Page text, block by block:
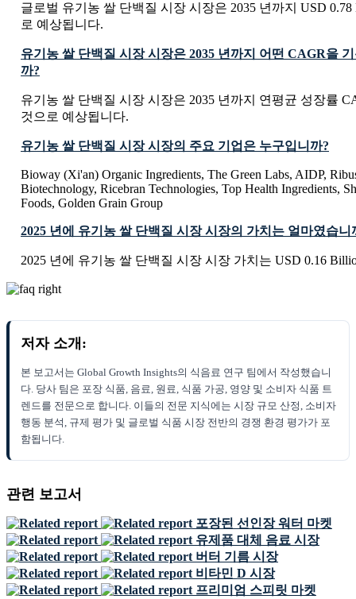
글로벌 유기농 쌀 단백질 시장 시장은 2035 년까지 USD
로 예상됩니다.
유기농 쌀 단백질 시장 시장은 2035 년까지 어떤 CAGR을
까?
유기농 쌀 단백질 시장 시장은 2035 년까지 연평균 성장률
것으로 예상됩니다.
유기농 쌀 단백질 시장 시장의 주요 기업은 누구입니까?
Bioway (Xi'an) Organic Ingredients, The Green Labs, AIDP,
Biotechnology, Ricebran Technologies, Top Health Ingredients,
Foods, Golden Grain Group
2025 년에 유기농 쌀 단백질 시장 시장의 가치는 얼마였습니
2025 년에 유기농 쌀 단백질 시장 시장 가치는 USD 0.16
저자 소개:
본 보고서는 Global Growth Insights의 식음료 연구 팀에서 작성했습니
다. 당사 팀은 포장 식품, 음료, 원료, 식품 가공, 영양 및 소비자 식품 트
렌드를 전문으로 합니다. 이들의 전문 지식에는 시장 규모 산정, 소비자
행동 분석, 규제 평가 및 글로벌 식품 시장 전반의 경쟁 환경 평가가 포
함됩니다.
관련 보고서
포장된 선인장 워터 마켓
유제품 대체 음료 시장
버터 기름 시장
비타민 D 시장
프리미엄 스피릿 마켓